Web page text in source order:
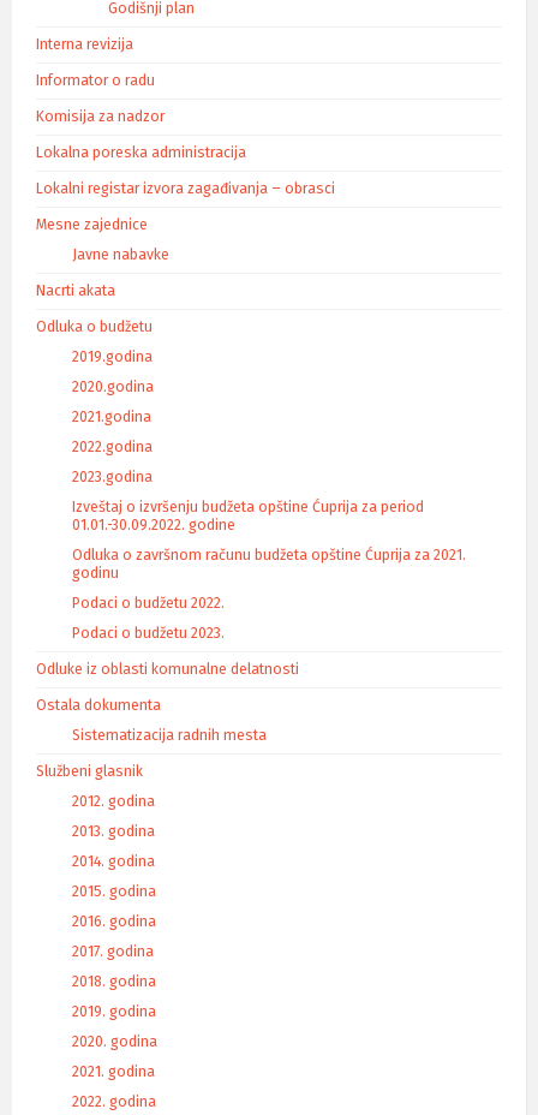
Godišnji plan
Interna revizija
Informator o radu
Komisija za nadzor
Lokalna poreska administracija
Lokalni registar izvora zagađivanja – obrasci
Mesne zajednice
Javne nabavke
Nacrti akata
Odluka o budžetu
2019.godina
2020.godina
2021.godina
2022.godina
2023.godina
Izveštaj o izvršenju budžeta opštine Ćuprija za period
01.01.-30.09.2022. godine
Odluka o završnom računu budžeta opštine Ćuprija za 2021.
godinu
Podaci o budžetu 2022.
Podaci o budžetu 2023.
Odluke iz oblasti komunalne delatnosti
Ostala dokumenta
Sistematizacija radnih mesta
Službeni glasnik
2012. godina
2013. godina
2014. godina
2015. godina
2016. godina
2017. godina
2018. godina
2019. godina
2020. godina
2021. godina
2022. godina